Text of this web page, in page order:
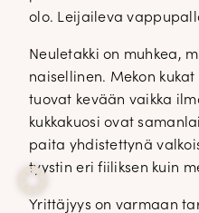
olo. Leijaileva
Neuletakki on muhkea,
naisellinen. Mekon
tuovat kevään vaikka
kukkakuosi ovat
paita yhdistettynä
tyystin eri fiiliksen kuin
Yrittäjyys on varmaan